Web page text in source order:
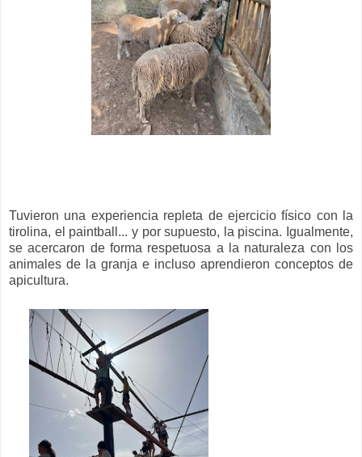
Tuvieron una experiencia repleta de ejercicio físico con la
tirolina, el paintball... y por supuesto, la piscina. Igualmente,
se acercaron de forma respetuosa a la naturaleza con los
animales de la granja e incluso aprendieron conceptos de
apicultura.